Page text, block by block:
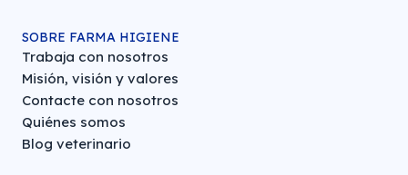
SOBRE FARMA HIGIENE
Trabaja con nosotros
Misión, visión y valores
Contacte con nosotros
Quiénes somos
Blog veterinario